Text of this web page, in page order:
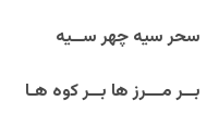
سحر سیه چهر ســیه
بــر مـــرز ها بــر کوه هـا